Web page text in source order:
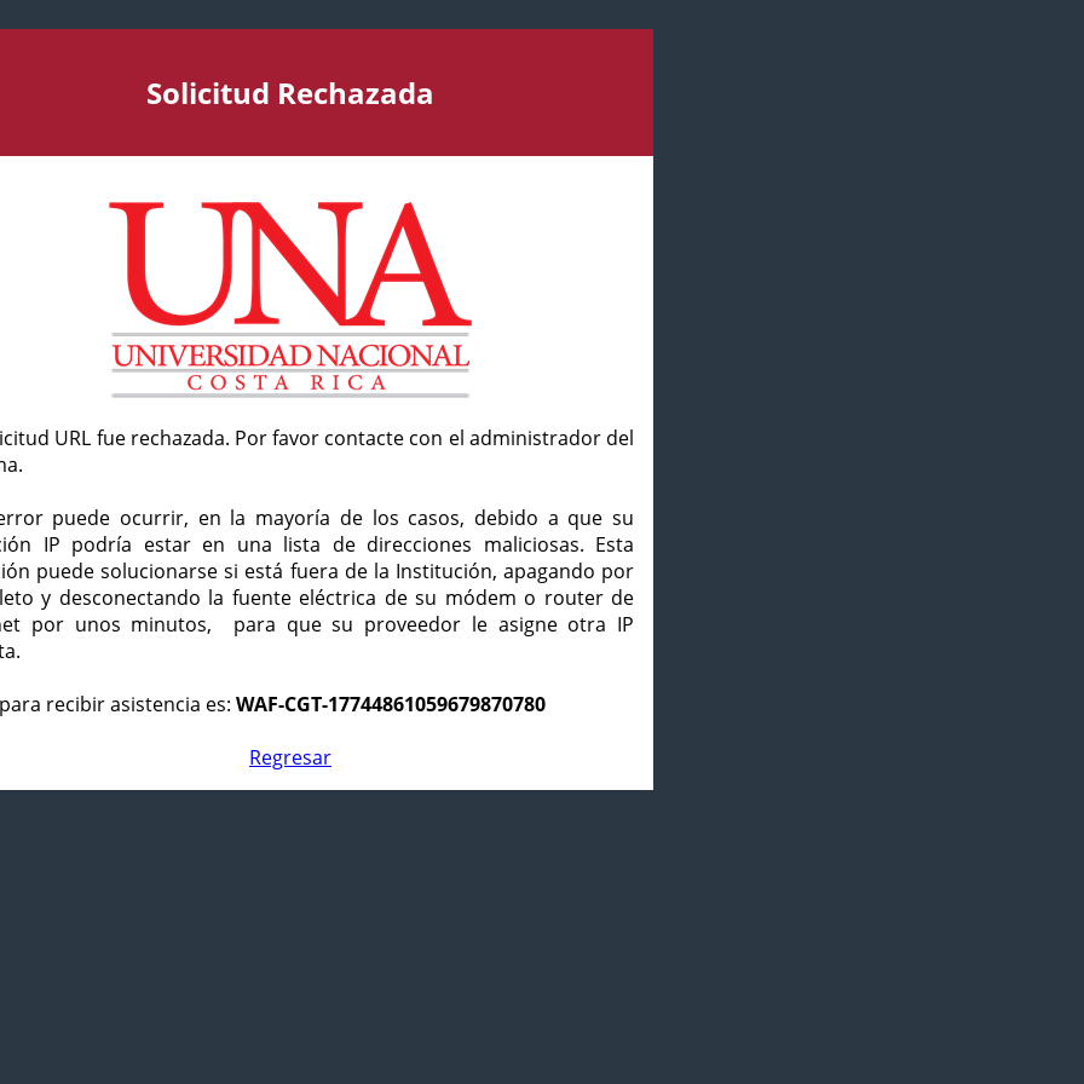
Solicitud Rechazada
URL fue rechazada. Por favor contacte con el administrador del
puede ocurrir, en la mayoría de los casos, debido a que su
IP podría estar en una lista de direcciones maliciosas. Esta
puede solucionarse si está fuera de la Institución, apagando por
y desconectando la fuente eléctrica de su módem o router de
por unos minutos, para que su proveedor le asigne otra IP
recibir asistencia es: WAF-CGT-17744861059679870780
Regresar